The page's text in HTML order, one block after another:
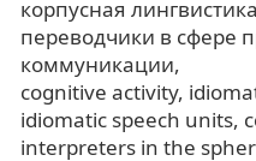
корпусная лингвистика
переводчики в сфере
коммуникации
cognitive activity
idiomatic speech units
interpreters in the